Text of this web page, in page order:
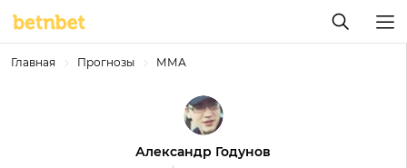
Главная Прогнозы ММА
Александр Годунов